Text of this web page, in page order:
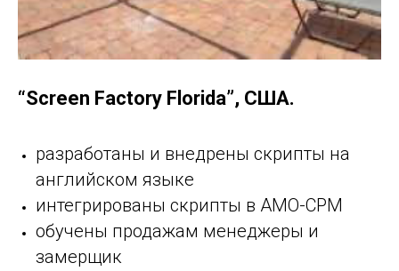
“Screen Factory Florida”, США.
разработаны и внедрены скрипты на
английском языке
интегрированы скрипты в АМО-СРМ
обучены продажам менеджеры и
замерщик